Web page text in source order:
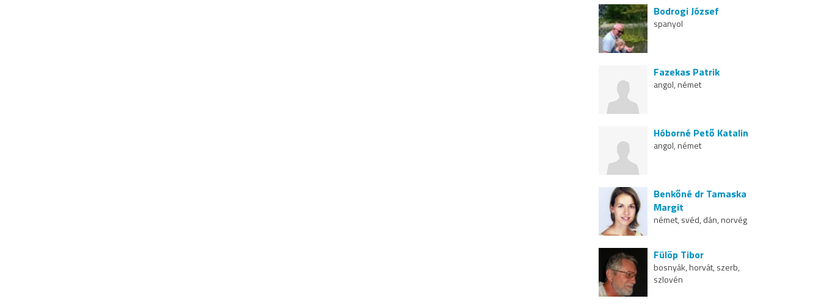
Bodrogi József
spanyol
Fazekas Patrik
angol, német
Hóborné Pető Katalin
angol, német
Benkőné dr Tamaska
Margit
német, svéd, dán, norvég
Fülöp Tibor
bosnyák, horvát, szerb,
szlovén